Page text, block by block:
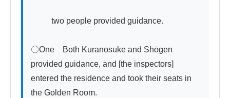
〇One　Both Kuranosuke and Shōgen
provided guidance, and [the inspectors]
entered the residence and took their seats in
the Golden Room.